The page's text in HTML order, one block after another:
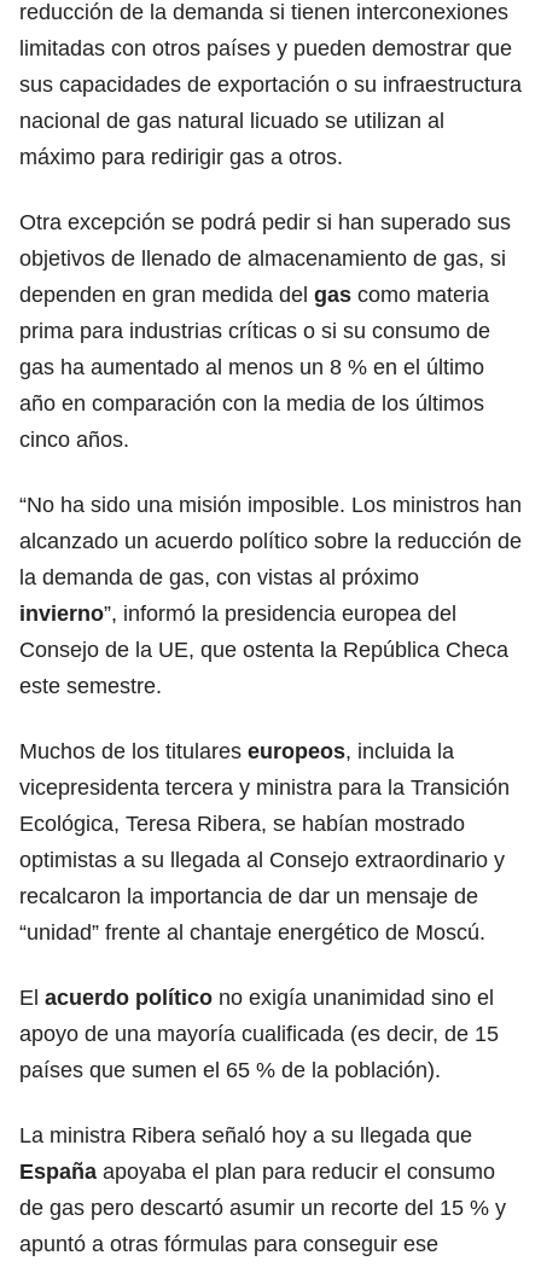
reducción de la demanda si tienen interconexiones
limitadas con otros países y pueden demostrar que
sus capacidades de exportación o su infraestructura
nacional de gas natural licuado se utilizan al
máximo para redirigir gas a otros.
Otra excepción se podrá pedir si han superado sus
objetivos de llenado de almacenamiento de gas, si
dependen en gran medida del gas como materia
prima para industrias críticas o si su consumo de
gas ha aumentado al menos un 8 % en el último
año en comparación con la media de los últimos
cinco años.
“No ha sido una misión imposible. Los ministros han
alcanzado un acuerdo político sobre la reducción de
la demanda de gas, con vistas al próximo
invierno”, informó la presidencia europea del
Consejo de la UE, que ostenta la República Checa
este semestre.
Muchos de los titulares europeos, incluida la
vicepresidenta tercera y ministra para la Transición
Ecológica, Teresa Ribera, se habían mostrado
optimistas a su llegada al Consejo extraordinario y
recalcaron la importancia de dar un mensaje de
“unidad” frente al chantaje energético de Moscú.
El acuerdo político no exigía unanimidad sino el
apoyo de una mayoría cualificada (es decir, de 15
países que sumen el 65 % de la población).
La ministra Ribera señaló hoy a su llegada que
España apoyaba el plan para reducir el consumo
de gas pero descartó asumir un recorte del 15 % y
apuntó a otras fórmulas para conseguir ese